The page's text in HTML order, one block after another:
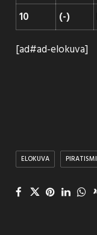
10
(-)
[ad#ad-elokuva]
ELOKUVA PIRATISMI